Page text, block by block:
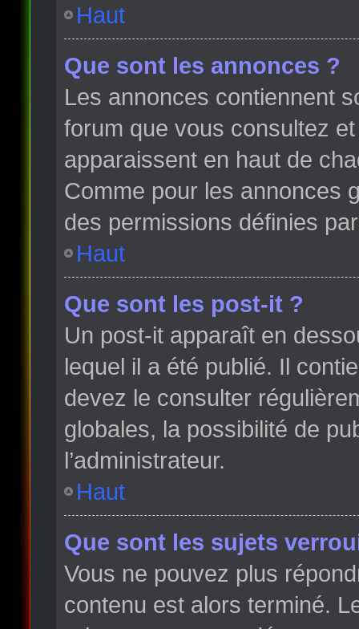
Haut
Que sont les annonces ?
Les annonces contiennent
forum que vous consultez
apparaissent en haut de
Comme pour les annonces
des permissions définies
Haut
Que sont les post-it ?
Un post-it apparaît en
lequel il a été publié. Il
devez le consulter
globales, la possibilité de
l’administrateur.
Haut
Que sont les sujets
Vous ne pouvez plus
contenu est alors terminé.